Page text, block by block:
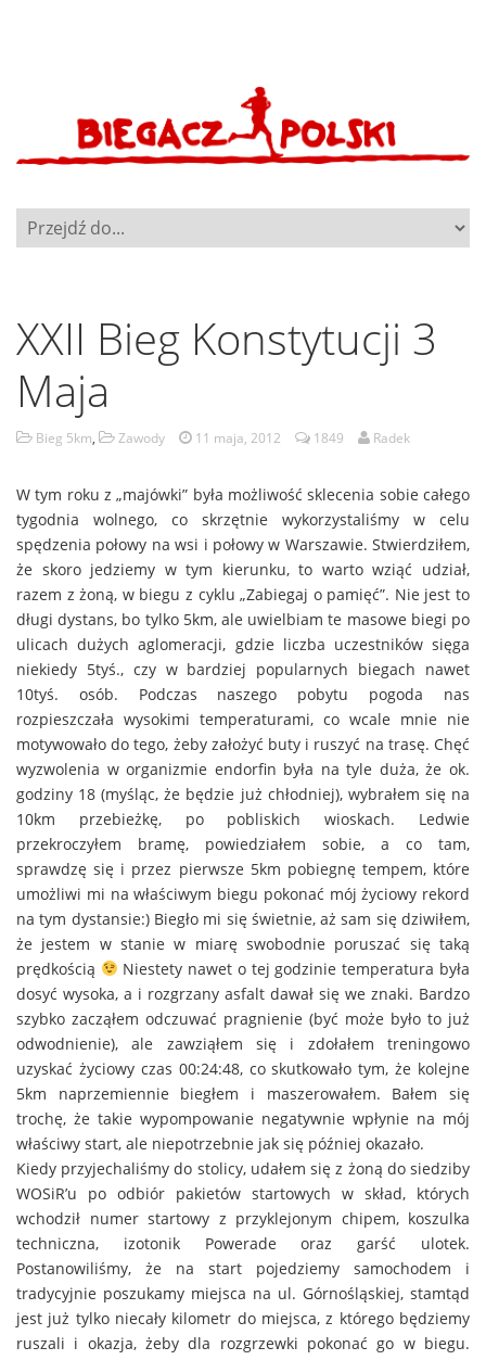
XXII Bieg Konstytucji 3
Maja
Bieg 5km, Zawody 11 maja, 2012 1849 Radek
W tym roku z „majówki” była możliwość sklecenia sobie całego
tygodnia wolnego, co skrzętnie wykorzystaliśmy w celu
spędzenia połowy na wsi i połowy w Warszawie. Stwierdziłem,
że skoro jedziemy w tym kierunku, to warto wziąć udział,
razem z żoną, w biegu z cyklu „Zabiegaj o pamięć”. Nie jest to
długi dystans, bo tylko 5km, ale uwielbiam te masowe biegi po
ulicach dużych aglomeracji, gdzie liczba uczestników sięga
niekiedy 5tyś., czy w bardziej popularnych biegach nawet
10tyś. osób. Podczas naszego pobytu pogoda nas
rozpieszczała wysokimi temperaturami, co wcale mnie nie
motywowało do tego, żeby założyć buty i ruszyć na trasę. Chęć
wyzwolenia w organizmie endorfin była na tyle duża, że ok.
godziny 18 (myśląc, że będzie już chłodniej), wybrałem się na
10km przebieżkę, po pobliskich wioskach. Ledwie
przekroczyłem bramę, powiedziałem sobie, a co tam,
sprawdzę się i przez pierwsze 5km pobiegnę tempem, które
umożliwi mi na właściwym biegu pokonać mój życiowy rekord
na tym dystansie:) Biegło mi się świetnie, aż sam się dziwiłem,
że jestem w stanie w miarę swobodnie poruszać się taką
prędkością
Niestety nawet o tej godzinie temperatura była
dosyć wysoka, a i rozgrzany asfalt dawał się we znaki. Bardzo
szybko zacząłem odczuwać pragnienie (być może było to już
odwodnienie), ale zawziąłem się i zdołałem treningowo
uzyskać życiowy czas 00:24:48, co skutkowało tym, że kolejne
5km naprzemiennie biegłem i maszerowałem. Bałem się
trochę, że takie wypompowanie negatywnie wpłynie na mój
właściwy start, ale niepotrzebnie jak się później okazało.
Kiedy przyjechaliśmy do stolicy, udałem się z żoną do siedziby
WOSiR’u po odbiór pakietów startowych w skład, których
wchodził numer startowy z przyklejonym chipem, koszulka
techniczna, izotonik Powerade oraz garść ulotek.
Postanowiliśmy, że na start pojedziemy samochodem i
tradycyjnie poszukamy miejsca na ul. Górnośląskiej, stamtąd
jest już tylko niecały kilometr do miejsca, z którego będziemy
ruszali i okazja, żeby dla rozgrzewki pokonać go w biegu.